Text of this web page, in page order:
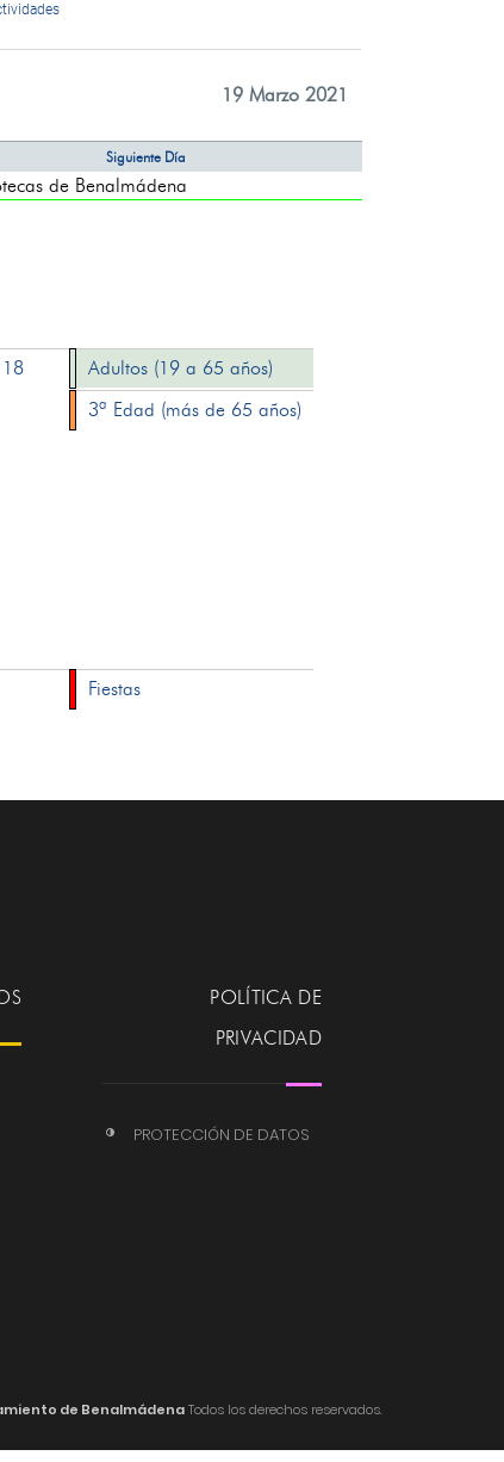
19 Marzo 2021
Siguiente Día
de Benalmádena
Adultos (19 a 65 años)
3ª Edad (más de 65 años)
Fiestas
POLÍTICA DE
PRIVACIDAD
PROTECCIÓN DE DATOS
de BenalmádenaTodos los derechos reservados.